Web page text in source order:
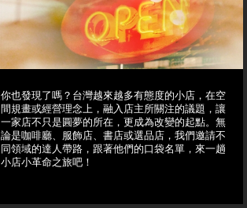
你也發現了嗎？台灣越來越多有態度的小店，在空
間規畫或經營理念上，融入店主所關注的議題，讓
一家店不只是圓夢的所在，更成為改變的起點。無
論是咖啡廳、服飾店、書店或選品店，我們邀請不
同領域的達人帶路，跟著他們的口袋名單，來一趟
小店小革命之旅吧！